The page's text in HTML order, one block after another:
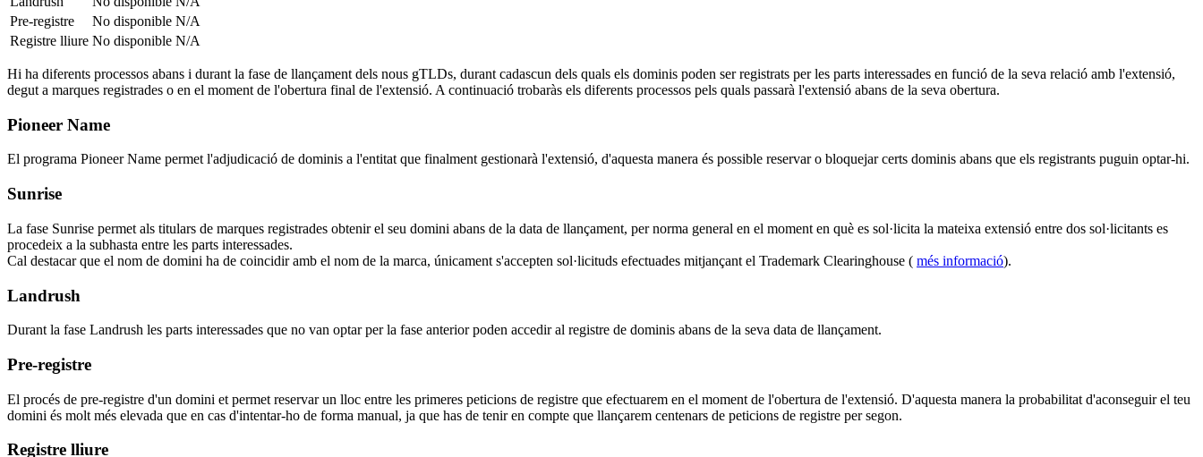
Pre-registre
No disponible N/A
Registre lliure No disponible N/A
Hi ha diferents processos abans i durant la fase de llançament dels nous gTLDs, durant cadascun dels quals els dominis poden ser registrats per les parts interessades en funció de la seva relació amb l'extensió,
degut a marques registrades o en el moment de l'obertura final de l'extensió. A continuació trobaràs els diferents processos pels quals passarà l'extensió abans de la seva obertura.
Pioneer Name
El programa Pioneer Name permet l'adjudicació de dominis a l'entitat que finalment gestionarà l'extensió, d'aquesta manera és possible reservar o bloquejar certs dominis abans que els registrants puguin optar-hi.
Sunrise
La fase Sunrise permet als titulars de marques registrades obtenir el seu domini abans de la data de llançament, per norma general en el moment en què es sol·licita la mateixa extensió entre dos sol·licitants es
procedeix a la subhasta entre les parts interessades.
Cal destacar que el nom de domini ha de coincidir amb el nom de la marca, únicament s'accepten sol·licituds efectuades mitjançant el Trademark Clearinghouse ( més informació).
Landrush
Durant la fase Landrush les parts interessades que no van optar per la fase anterior poden accedir al registre de dominis abans de la seva data de llançament.
Pre-registre
El procés de pre-registre d'un domini et permet reservar un lloc entre les primeres peticions de registre que efectuarem en el moment de l'obertura de l'extensió. D'aquesta manera la probabilitat d'aconseguir el teu
domini és molt més elevada que en cas d'intentar-ho de forma manual, ja que has de tenir en compte que llançarem centenars de peticions de registre per segon.
Registre lliure